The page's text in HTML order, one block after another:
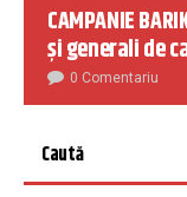
CAMPANIE
și generali de
0 Comentariu